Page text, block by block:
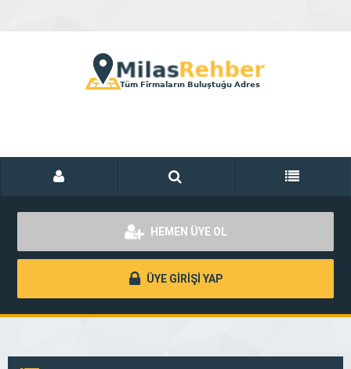
HEMEN ÜYE OL
ÜYE GİRİŞİ YAP